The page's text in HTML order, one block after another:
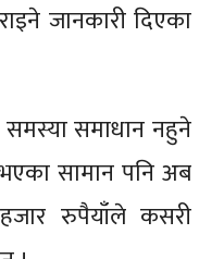
जानकारी दिएका
समाधान नहुने
भएका सामान पनि अब
रुपैयाँले कसरी